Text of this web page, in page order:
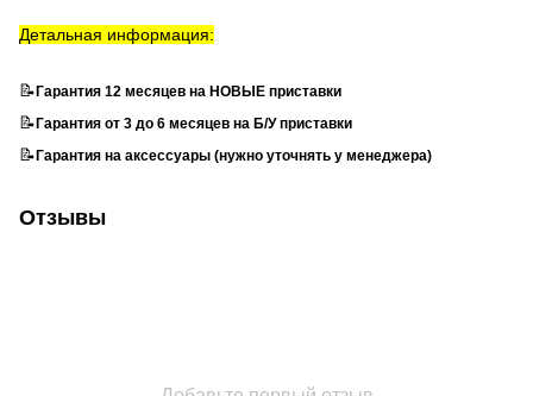
Детальная информация:
📝Гарантия 12 месяцев на НОВЫЕ приставки
📝Гарантия от 3 до 6 месяцев на Б/У приставки
📝Гарантия на аксессуары (нужно уточнять у менеджера)
Отзывы